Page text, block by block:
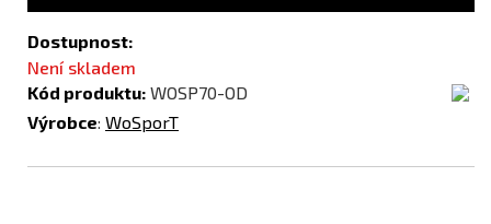
Dostupnost:
Není skladem
Kód produktu: WOSP70-OD
Výrobce: WoSporT